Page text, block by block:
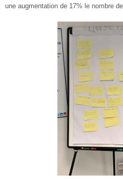
une augmentation de 17% le nombre